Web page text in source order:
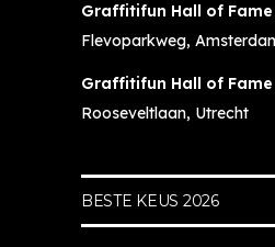
Graffitifun Hall of
Flevoparkweg,
Graffitifun Hall of
Rooseveltlaan, Utrecht
BESTE KEUS 2026